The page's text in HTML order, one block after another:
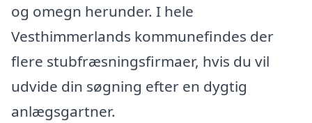
og omegn herunder. I hele
Vesthimmerlands kommunefindes der
flere stubfræsningsfirmaer, hvis du vil
udvide din søgning efter en dygtig
anlægsgartner.